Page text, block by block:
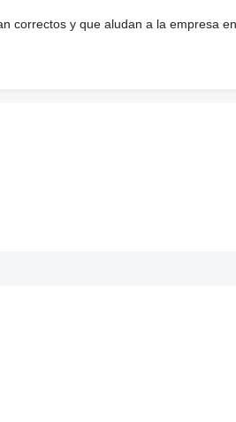
correctos y que aludan a la empresa en